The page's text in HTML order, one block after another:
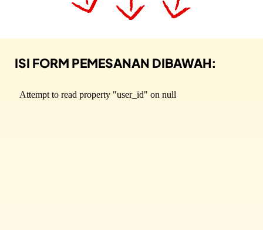
ISI FORM PEMESANAN DIBAWAH: